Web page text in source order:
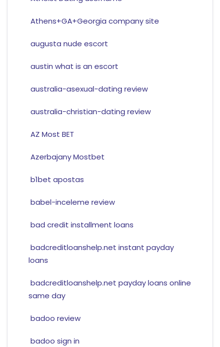
Athens+GA+Georgia company site
augusta nude escort
austin what is an escort
australia-asexual-dating review
australia-christian-dating review
AZ Most BET
Azerbajany Mostbet
b1bet apostas
babel-inceleme review
bad credit installment loans
badcreditloanshelp.net instant payday
loans
badcreditloanshelp.net payday loans online
same day
badoo review
badoo sign in